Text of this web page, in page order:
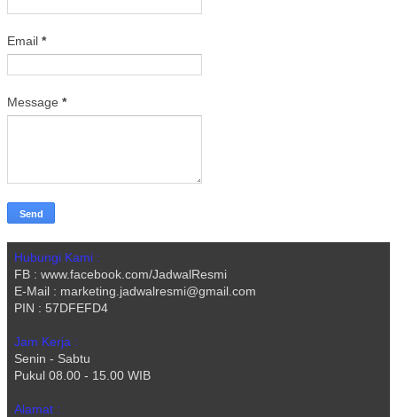
Email *
Message *
Hubungi Kami :
FB : www.facebook.com/JadwalResmi
E-Mail : marketing.jadwalresmi@gmail.com
PIN : 57DFEFD4
Jam Kerja :
Senin - Sabtu
Pukul 08.00 - 15.00 WIB
Alamat :